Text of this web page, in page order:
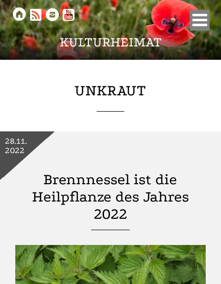
KULTURHEIMAT
    
UNKRAUT
Brennnessel ist die
Heilpflanze des Jahres
2022
28.11.
2022